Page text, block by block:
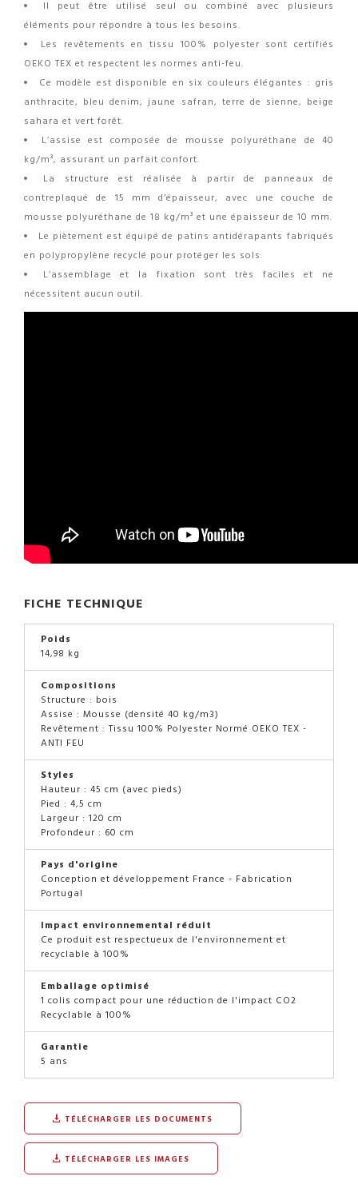
Il peut être utilisé seul ou combiné avec plusieurs
éléments pour répondre à tous les besoins.
Les revêtements en tissu 100% polyester sont certifiés
OEKO TEX et respectent les normes anti-feu.
Ce modèle est disponible en six couleurs élégantes : gris
anthracite, bleu denim, jaune safran, terre de sienne, beige
sahara et vert forêt.
L’assise est composée de mousse polyuréthane de 40
kg/m³, assurant un parfait confort.
La structure est réalisée à partir de panneaux de
contreplaqué de 15 mm d’épaisseur, avec une couche de
mousse polyuréthane de 18 kg/m³ et une épaisseur de 10 mm.
Le piètement est équipé de patins antidérapants fabriqués
en polypropylène recyclé pour protéger les sols.
L’assemblage et la fixation sont très faciles et ne
nécessitent aucun outil.
FICHE TECHNIQUE
Poids
14,98 kg
Compositions
Structure : bois
Assise : Mousse (densité 40 kg/m3)
Revêtement : Tissu 100% Polyester Normé OEKO TEX -
ANTI FEU
Styles
Hauteur : 45 cm (avec pieds)
Pied : 4,5 cm
Largeur : 120 cm
Profondeur : 60 cm
Pays d'origine
Conception et développement France - Fabrication
Portugal
Impact environnemental réduit
Ce produit est respectueux de l'environnement et
recyclable à 100%
Emballage optimisé
1 colis compact pour une réduction de l'impact CO2
Recyclable à 100%
Garantie
5 ans
TÉLÉCHARGER LES DOCUMENTS
TÉLÉCHARGER LES IMAGES